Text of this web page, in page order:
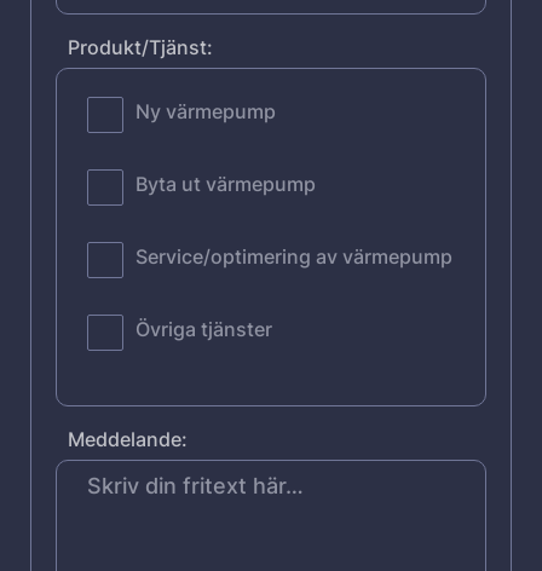
Produkt/Tjänst:
Ny värmepump
Byta ut värmepump
Service/optimering av värmepump
Övriga tjänster
Meddelande: